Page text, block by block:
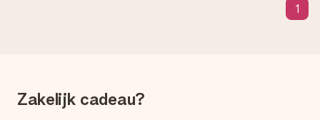
brievenbuspakje. Wil je weten of je een pakketje of
1
Zakelijk cadeau?